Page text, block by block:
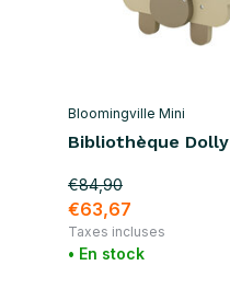
Bloomingville Mini
Bibliothèque Dolly
€84,90
€63,67
Taxes incluses
• En stock